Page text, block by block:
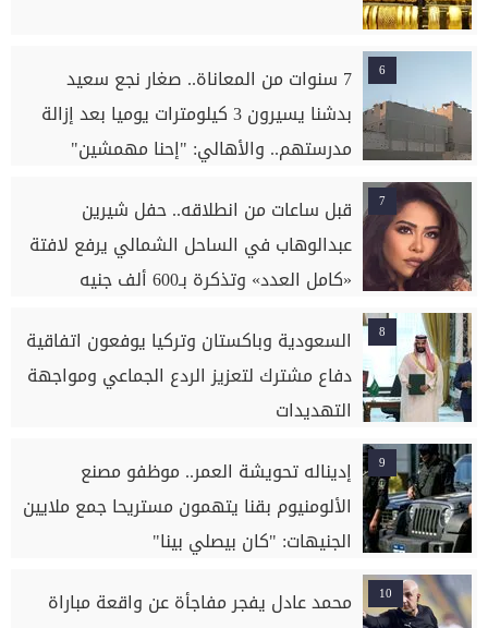
6
7 سنوات من المعاناة.. صغار نجع سعيد
بدشنا يسيرون 3 كيلومترات يوميا بعد إزالة
مدرستهم.. والأهالي: "إحنا مهمشين"
7
قبل ساعات من انطلاقه.. حفل شيرين
عبدالوهاب في الساحل الشمالي يرفع لافتة
«كامل العدد» وتذكرة بـ600 ألف جنيه
8
السعودية وباكستان وتركيا يوفعون اتفاقية
دفاع مشترك لتعزيز الردع الجماعي ومواجهة
التهديدات
9
إديناله تحويشة العمر.. موظفو مصنع
الألومنيوم بقنا يتهمون مستريحا جمع ملايين
الجنيهات: "كان بيصلي بينا"
10
محمد عادل يفجر مفاجأة عن واقعة مباراة